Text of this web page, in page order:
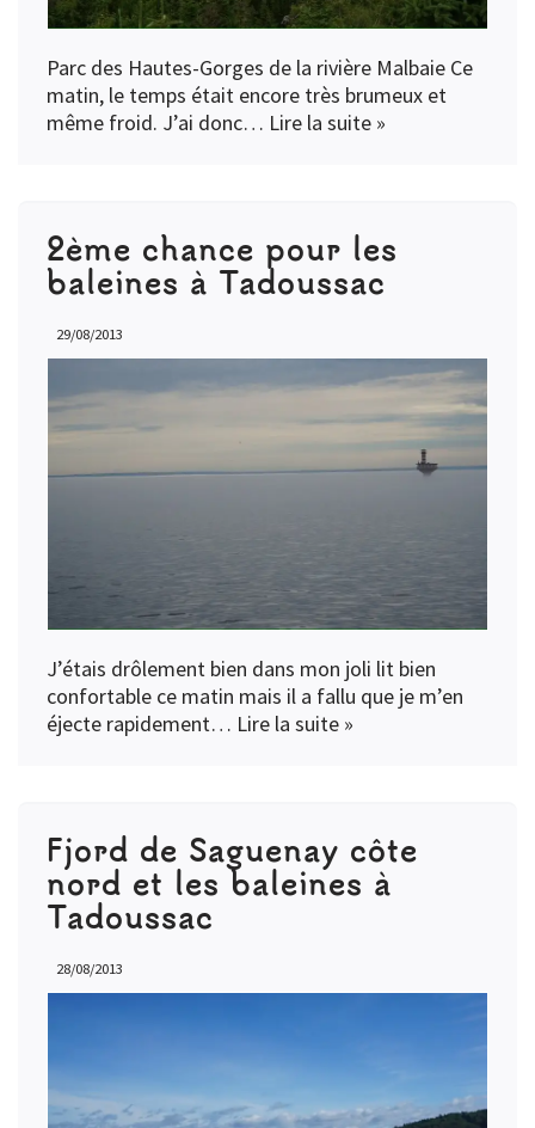
Parc des Hautes-Gorges de la rivière Malbaie Ce
matin, le temps était encore très brumeux et
même froid. J’ai donc… Lire la suite »
2ème chance pour les
baleines à Tadoussac
29/08/2013
J’étais drôlement bien dans mon joli lit bien
confortable ce matin mais il a fallu que je m’en
éjecte rapidement… Lire la suite »
Fjord de Saguenay côte
nord et les baleines à
Tadoussac
28/08/2013